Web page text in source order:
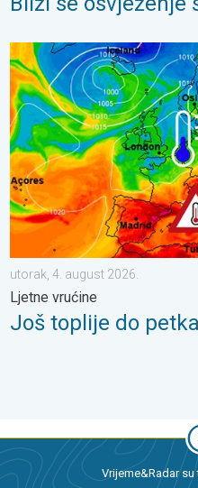
Još toplije do petka, 40-ice
utorak, 4. august 2026.
Ljetne vrućine
Još toplije do
Vrijeme&Radar